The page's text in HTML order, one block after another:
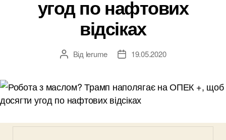
угод по нафтових
відсіках
Автор
Від lerume
Дата19.05.2020